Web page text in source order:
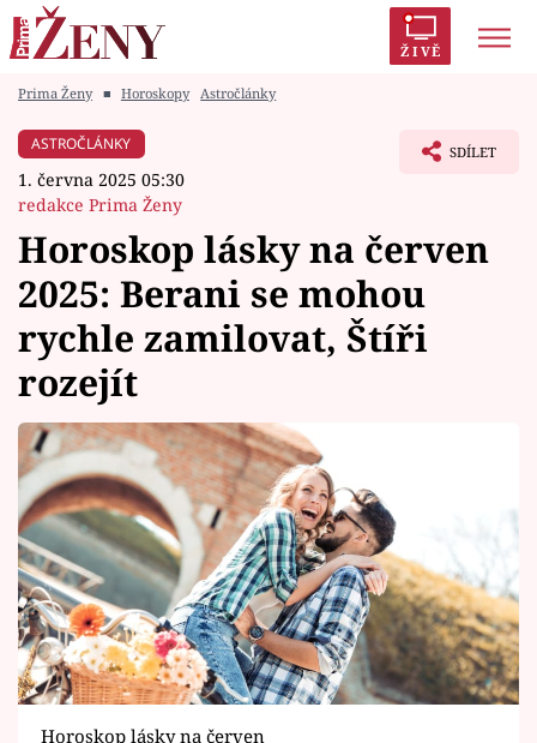
ŽIVĚ
Módní alarm
Témata
Celebrity
Vztahy
Seriály
Horoskopy
Sledujte prima+
Filmový festival Karlovy Vary
Prima Ženy ■ Horoskopy Astročlánky
ASTROČLÁNKY
1. června 2025 05:30
redakce Prima Ženy
SDÍLET
Horoskop lásky na červen
2025: Berani se mohou
rychle zamilovat, Štíři
rozejít
Horoskop lásky na červen